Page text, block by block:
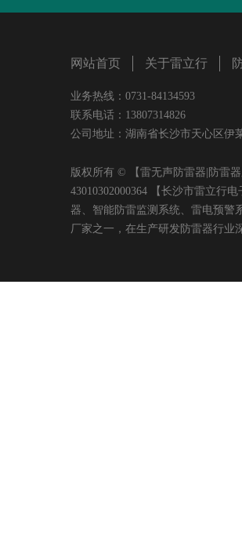
网站首页 关于雷立行
业务热线：0731-84134593
联系电话：13807314826
公司地址：湖南省长沙市天心区伊
版权所有 © 【雷无声防雷器|防雷
43010302000364 【长沙市雷立行
器、智能防雷监测系统、雷电预警
厂家之一，在生产研发防雷器行业